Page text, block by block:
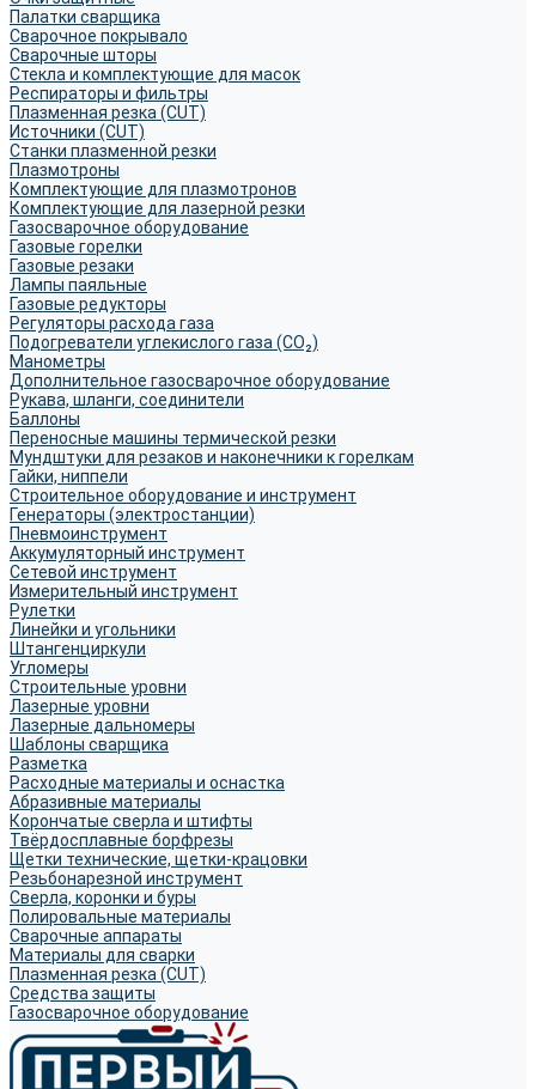
Палатки сварщика
Сварочное покрывало
Сварочные шторы
Стекла и комплектующие для масок
Респираторы и фильтры
Плазменная резка (CUT)
Источники (CUT)
Станки плазменной резки
Плазмотроны
Комплектующие для плазмотронов
Комплектующие для лазерной резки
Газосварочное оборудование
Газовые горелки
Газовые резаки
Лампы паяльные
Газовые редукторы
Регуляторы расхода газа
Подогреватели углекислого газа (CO₂)
Манометры
Дополнительное газосварочное оборудование
Рукава, шланги, соединители
Баллоны
Переносные машины термической резки
Мундштуки для резаков и наконечники к горелкам
Гайки, ниппели
Строительное оборудование и инструмент
Генераторы (электростанции)
Пневмоинструмент
Аккумуляторный инструмент
Сетевой инструмент
Измерительный инструмент
Рулетки
Линейки и угольники
Штангенциркули
Угломеры
Строительные уровни
Лазерные уровни
Лазерные дальномеры
Шаблоны сварщика
Разметка
Расходные материалы и оснастка
Абразивные материалы
Корончатые сверла и штифты
Твёрдосплавные борфрезы
Щетки технические, щетки-крацовки
Резьбонарезной инструмент
Сверла, коронки и буры
Полировальные материалы
Сварочные аппараты
Материалы для сварки
Плазменная резка (CUT)
Средства защиты
Газосварочное оборудование